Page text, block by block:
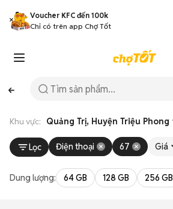
Voucher KFC đến 100k
Chỉ có trên app Chợ Tốt
Khu vực: Quảng Trị, Huyện Triệu Phong
Lọc Điện thoại 67 Giá
Dung lượng: 64 GB 128 GB 256 GB